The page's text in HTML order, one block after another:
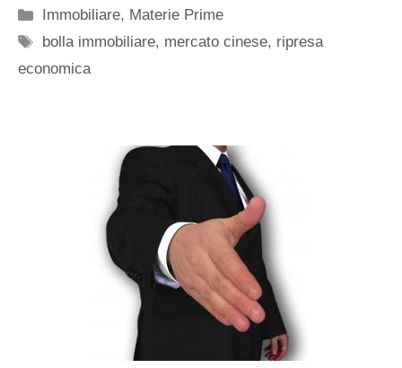
Categorie
Immobiliare, Materie Prime
Tag
bolla immobiliare, mercato cinese, ripresa
economica